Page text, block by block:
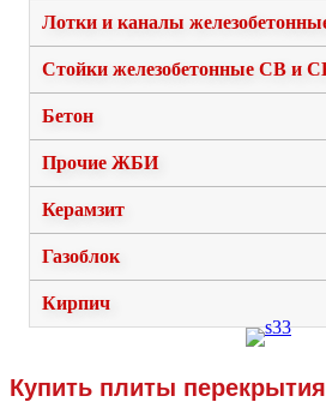
Лотки и каналы
Стойки железобетонные СВ и
Бетон
Прочие ЖБИ
Керамзит
Газоблок
Кирпич
Купить плиты